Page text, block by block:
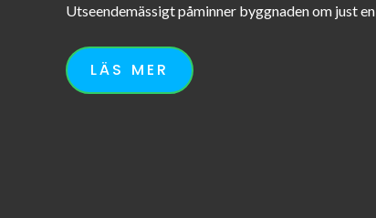
Utseendemässigt påminner byggnaden om just en
LÄS MER